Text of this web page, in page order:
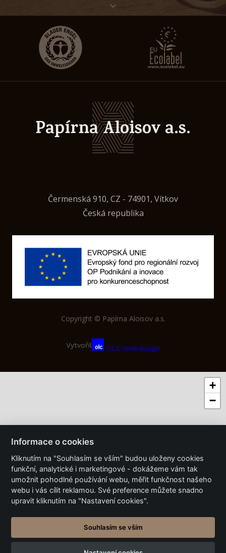
Papírna Aloisov a.s.
Čermenská 910, CZ - 74901, Vítkov
Česká republika
Copyright © Papírna Aloisov a.s.
Vytvořil OLC Webdesign
+
−
Informace o cookies
Kliknutím na "Souhlasím se vším" budou uloženy cookies
funkční, analytické i marketingové - dokážeme vám tak
umožnit pohodlné používání webu, měřit funkčnost našeho
webu i vás cílit reklamou. Své preference můžete snadno
upravit kliknutím na "Nastavení cookies".
Souhlasím se vším